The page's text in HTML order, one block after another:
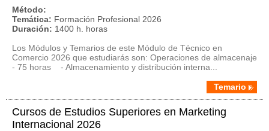
Método:
Temática: Formación Profesional 2026
Duración: 1400 h. horas
Los Módulos y Temarios de este Módulo de Técnico en
Comercio 2026 que estudiarás son: Operaciones de almacenaje
- 75 horas - Almacenamiento y distribución interna...
Temario
Cursos de Estudios Superiores en Marketing
Internacional 2026